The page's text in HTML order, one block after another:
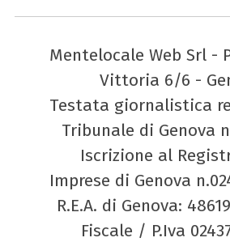
Mentelocale Web Srl -
Vittoria 6/6 -
Testata giornalistica
Tribunale di Genova
Iscrizione al
Imprese di Genova
R.E.A. di Genova:
Fiscale / P.Iva